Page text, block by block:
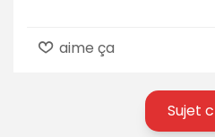
aime ça
Sujet